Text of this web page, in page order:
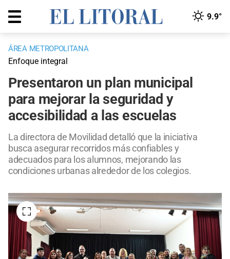
9.9°
ÁREA METROPOLITANA
Enfoque integral
Presentaron un plan municipal
para mejorar la seguridad y
accesibilidad a las escuelas
La directora de Movilidad detalló que la iniciativa
busca asegurar recorridos más confiables y
adecuados para los alumnos, mejorando las
condiciones urbanas alrededor de los colegios.